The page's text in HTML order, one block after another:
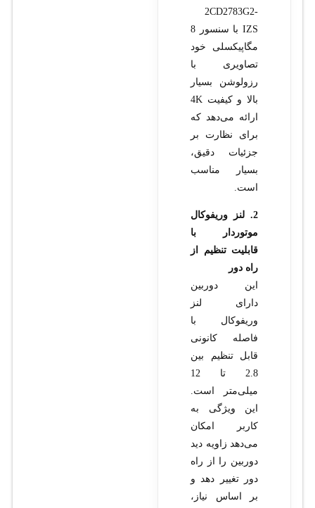
2CD2783G2-
IZS با سنسور 8
مگاپیکسلی خود
تصاویری با
رزولوشن بسیار
بالا و کیفیت 4K
ارائه می‌دهد که
برای نظارت بر
جزئیات دقیق،
بسیار مناسب
است.
2. لنز وریفوکال
موتوردار با
قابلیت تنظیم از
راه دور
این دوربین
دارای لنز
وریفوکال با
فاصله کانونی
قابل تنظیم بین
2.8 تا 12
میلی‌متر است.
این ویژگی به
کاربر امکان
می‌دهد زاویه دید
دوربین را از راه
دور تغییر دهد و
بر اساس نیاز،